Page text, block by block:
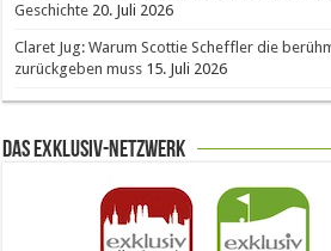
Geschichte 20. Juli 2026
Claret Jug: Warum Scottie Scheffler die
zurückgeben muss 15. Juli 2026
Das Exklusiv-Netzwerk